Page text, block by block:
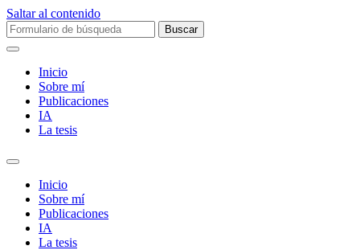
Saltar al contenido
Buscar:
Inicio
Sobre mí­
Publicaciones
IA
La tesis
Alternar
campo
búsqueda
Inicio
Sobre mí­
Publicaciones
IA
La tesis